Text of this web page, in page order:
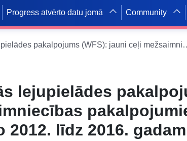
Progress atvērto datu jomā Community
Datu kopas tiešās lejupielādes pakalpojums (WFS):
lejupielādes
2012. līdz 2016. gadam